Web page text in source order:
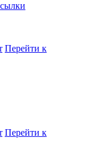
Перейти к
Перейти к